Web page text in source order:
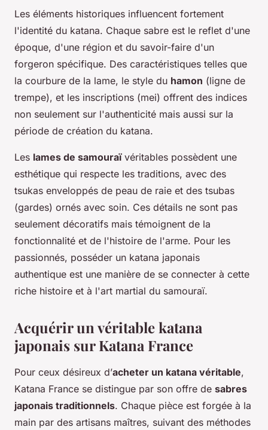
Les éléments historiques influencent fortement
l'identité du katana. Chaque sabre est le reflet d'une
époque, d'une région et du savoir-faire d'un
forgeron spécifique. Des caractéristiques telles que
la courbure de la lame, le style du hamon (ligne de
trempe), et les inscriptions (mei) offrent des indices
non seulement sur l'authenticité mais aussi sur la
période de création du katana.
Les lames de samouraïvéritables possèdent une
esthétique qui respecte les traditions, avec des
tsukas enveloppés de peau de raie et des tsubas
(gardes) ornés avec soin. Ces détails ne sont pas
seulement décoratifs mais témoignent de la
fonctionnalité et de l'histoire de l'arme. Pour les
passionnés, posséder un katana japonais
authentique est une manière de se connecter à cette
riche histoire et à l'art martial du samouraï.
Acquérir un véritable katana
japonais sur Katana France
Pour ceux désireux d’acheter un katana véritable,
Katana France se distingue par son offre de sabres
japonais traditionnels. Chaque pièce est forgée à la
main par des artisans maîtres, suivant des méthodes